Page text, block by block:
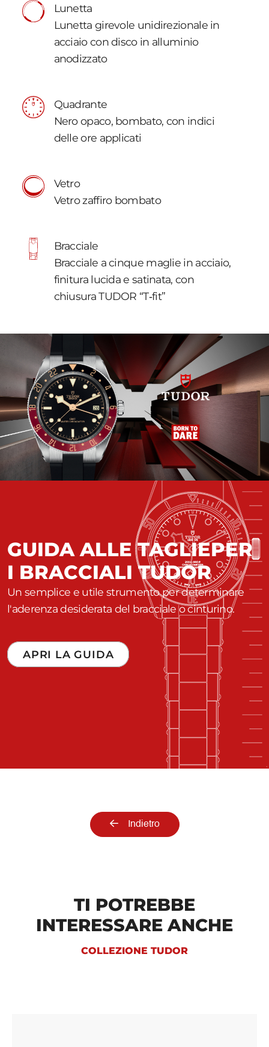
Lunetta
Lunetta girevole unidirezionale in
acciaio con disco in alluminio
anodizzato
Quadrante
Nero opaco, bombato, con indici
delle ore applicati
Vetro
Vetro zaffiro bombato
Bracciale
Bracciale a cinque maglie in acciaio,
finitura lucida e satinata, con
chiusura TUDOR “T‑fit”
GUIDA ALLE TAGLIEPER
I BRACCIALI TUDOR
Un semplice e utile strumento per determinare
l'aderenza desiderata del bracciale o cinturino.
APRI LA GUIDA
Indietro
TI POTREBBE
INTERESSARE ANCHE
COLLEZIONE TUDOR